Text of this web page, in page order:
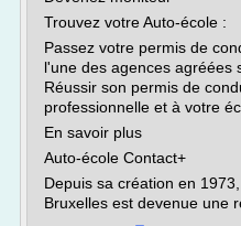
Trouvez votre Auto-école :
Passez votre permis de
l'une des agences agréées
Réussir son permis de
professionnelle et à votre
En savoir plus
Auto-école Contact+
Depuis sa création en
Bruxelles est devenue une